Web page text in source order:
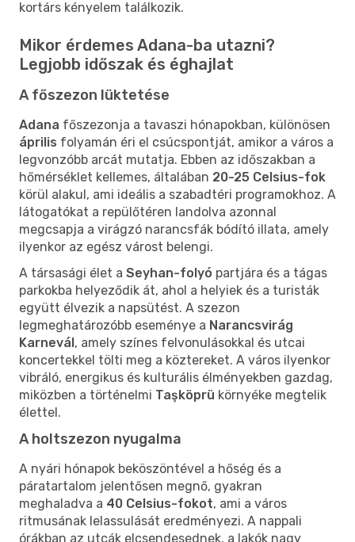
kortárs kényelem találkozik.
Mikor érdemes Adana-ba utazni?
Legjobb időszak és éghajlat
A főszezon lüktetése
Adana főszezonja a tavaszi hónapokban, különösen
április folyamán éri el csúcspontját, amikor a város a
legvonzóbb arcát mutatja. Ebben az időszakban a
hőmérséklet kellemes, általában 20-25 Celsius-fok
körül alakul, ami ideális a szabadtéri programokhoz. A
látogatókat a repülőtéren landolva azonnal
megcsapja a virágzó narancsfák bódító illata, amely
ilyenkor az egész várost belengi.
A társasági élet a Seyhan-folyó partjára és a tágas
parkokba helyeződik át, ahol a helyiek és a turisták
együtt élvezik a napsütést. A szezon
legmeghatározóbb eseménye a Narancsvirág
Karnevál, amely színes felvonulásokkal és utcai
koncertekkel tölti meg a köztereket. A város ilyenkor
vibráló, energikus és kulturális élményekben gazdag,
miközben a történelmi Taşköprü környéke megtelik
élettel.
A holtszezon nyugalma
A nyári hónapok beköszöntével a hőség és a
páratartalom jelentősen megnő, gyakran
meghaladva a 40 Celsius-fokot, ami a város
ritmusának lelassulását eredményezi. A nappali
órákban az utcák elcsendesednek, a lakók nagy